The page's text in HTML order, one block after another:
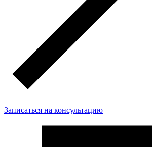
Записаться на консультацию